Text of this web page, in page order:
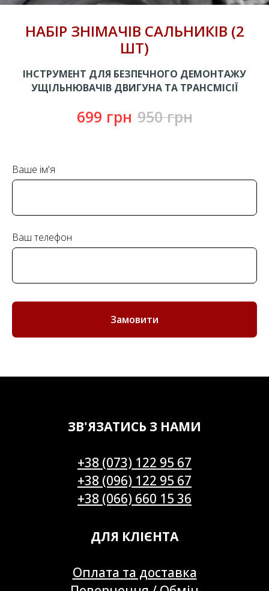
НАБІР ЗНІМАЧІВ САЛЬНИКІВ (2
ШТ)
ІНСТРУМЕНТ ДЛЯ БЕЗПЕЧНОГО ДЕМОНТАЖУ
УЩІЛЬНЮВАЧІВ ДВИГУНА ТА ТРАНСМІСІЇ
699 грн 950 грн
Ваше ім'я
Ваш телефон
Замовити
ЗВ'ЯЗАТИСЬ З НАМИ
+38 (073) 122 95 67
+38 (096) 122 95 67
+38 (066) 660 15 36
ДЛЯ КЛІЄНТА
Оплата та доставка